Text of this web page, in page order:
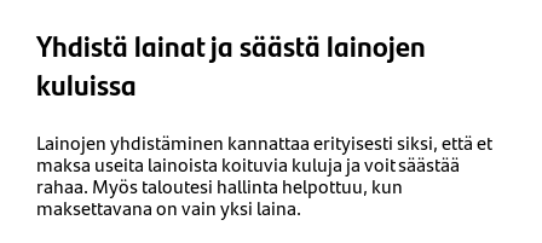
Yhdistä lainat ja säästä lainojen
kuluissa
Lainojen yhdistäminen kannattaa erityisesti siksi, että et
maksa useita lainoista koituvia kuluja ja voit säästää
rahaa. Myös taloutesi hallinta helpottuu, kun
maksettavana on vain yksi laina.